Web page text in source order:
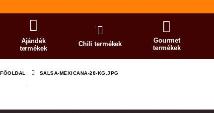
Ajándék
termékek
Chili termékek
Gourmet
termékek
FŐOLDAL SALSA-MEXICANA-28-KG.JPG